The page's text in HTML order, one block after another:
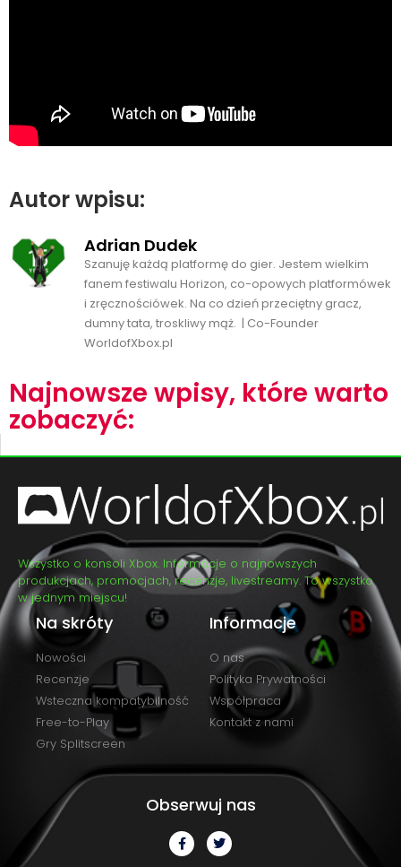
Autor wpisu:
Adrian Dudek
Szanuję każdą platformę do gier. Jestem wielkim
fanem festiwalu Horizon, co-opowych platformówek
i zręcznościówek. Na co dzień przeciętny gracz,
dumny tata, troskliwy mąż. | Co-Founder
WorldofXbox.pl
Najnowsze wpisy, które warto
zobaczyć:
Wszystko o konsoli Xbox. Informacje o najnowszych
produkcjach, promocjach, recenzje, livestreamy. To wszystko
w jednym miejscu!
Na skróty
Nowości
Recenzje
Wsteczna kompatybilność
Free-to-Play
Gry Splitscreen
Informacje
O nas
Polityka Prywatności
Współpraca
Kontakt z nami
Obserwuj nas